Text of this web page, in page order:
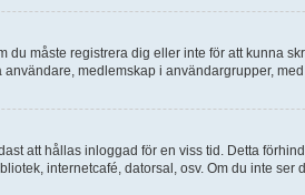
du måste registrera dig eller inte för att
medlemskap i användargrupper,
att hållas inloggad för en viss tid. Detta
internetcafé, datorsal, osv. Om du inte